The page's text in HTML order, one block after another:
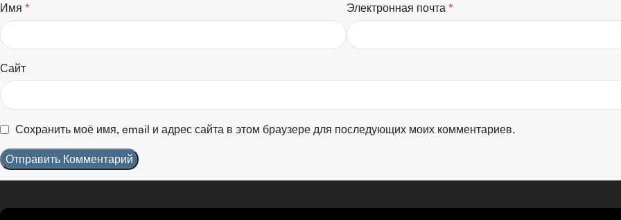
Имя * Электронная почта*
Сайт
Сохранить моё имя, email и адрес сайта в этом браузере для последующих моих комментариев.